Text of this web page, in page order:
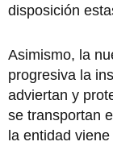
disposición
Asimismo, la
progresiva la
adviertan y
se transportan
la entidad